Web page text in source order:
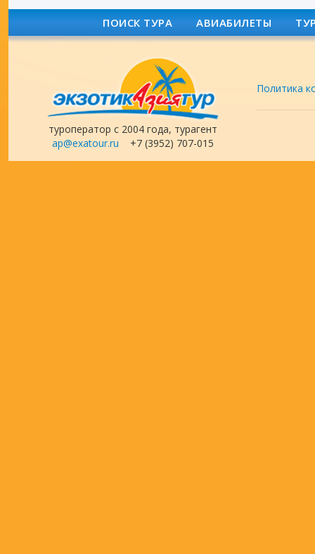
ПОИСК ТУРА АВИАБИЛЕТЫ
туроператор с 2004 года, турагент
ap@exatour.ru +7 (3952) 707-015
Политика